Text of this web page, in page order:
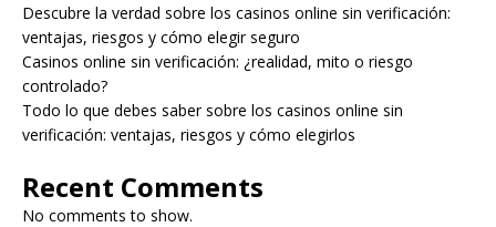
Descubre la verdad sobre los casinos online sin verificación:
ventajas, riesgos y cómo elegir seguro
Casinos online sin verificación: ¿realidad, mito o riesgo
controlado?
Todo lo que debes saber sobre los casinos online sin
verificación: ventajas, riesgos y cómo elegirlos
Recent Comments
No comments to show.